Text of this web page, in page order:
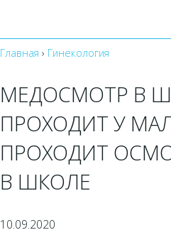
Главная › Гинекология
МЕДОСМОТР В
ПРОХОДИТ У
ПРОХОДИТ
В ШКОЛЕ
10.09.2020